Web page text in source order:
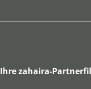
Ihre zahaira-